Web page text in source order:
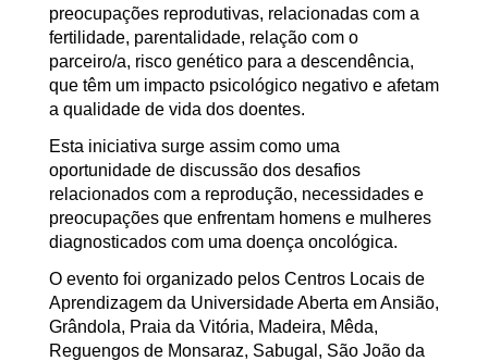
preocupações reprodutivas, relacionadas com a
fertilidade, parentalidade, relação com o
parceiro/a, risco genético para a descendência,
que têm um impacto psicológico negativo e afetam
a qualidade de vida dos doentes.
Esta iniciativa surge assim como uma
oportunidade de discussão dos desafios
relacionados com a reprodução, necessidades e
preocupações que enfrentam homens e mulheres
diagnosticados com uma doença oncológica.
O evento foi organizado pelos Centros Locais de
Aprendizagem da Universidade Aberta em Ansião,
Grândola, Praia da Vitória, Madeira, Mêda,
Reguengos de Monsaraz, Sabugal, São João da